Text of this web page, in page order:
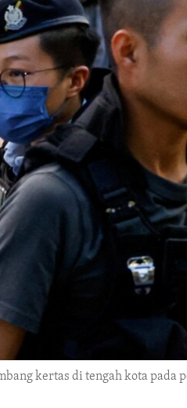
kertas di tengah kota